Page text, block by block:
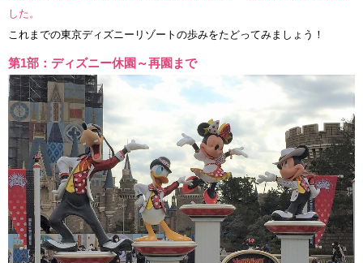
した。
これまでの東京ディズニーリゾートの歩みをたどってみましょう！
第1部：ディズニー休園～再園まで